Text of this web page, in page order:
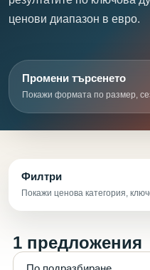
ценови диапазон в евро.
Промени търсенето
Покажи формата по размер,
Филтри
Покажи ценова категория,
1 предложения